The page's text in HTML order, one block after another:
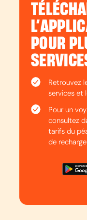
POUR
Retrouvez
services et
Pour un
consultez
tarifs du
de